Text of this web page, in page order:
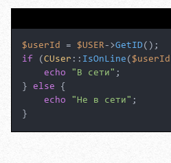
$userId = $USER->GetID
if ( CUser :: IsOnLine ( $userId
echo
"В сети" ;
} else {
echo
"Не в сети" ;
}